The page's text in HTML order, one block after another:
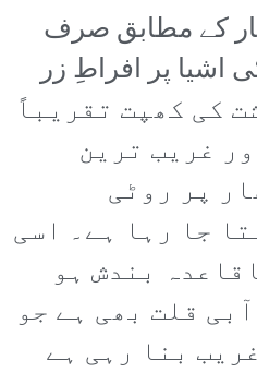
کے مطابق صرف
اشیا پر افراطِ زر
کی کھپت تقریباً
غریب ترین
پر روٹی
جا رہا ہے۔ اسی
بندش ہو
قلت بھی ہے جو
بنا رہی ہے